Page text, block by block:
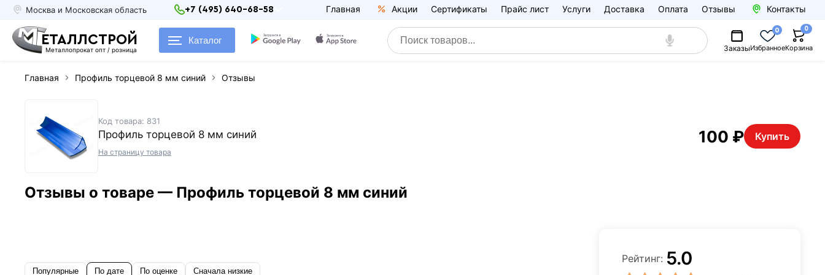
Москва и Московская область +7 (495) 640-68-58 Главная Акции Сертификаты Прайс лист Услуги Доставка Оплата Отзывы Контакты
ЕТАЛЛСТРОЙ
Металлопрокат опт / розница
Каталог
ЗаказыИзбранное
0
Корзина
0
Главная Профиль торцевой 8 мм синий Отзывы
Код товара: 831
Профиль торцевой 8 мм синий
На страницу товара
100 ₽ Купить
Отзывы о товаре — Профиль торцевой 8 мм синий
Популярные По дате По оценке Сначала низкие
Рейтинг: 5.0